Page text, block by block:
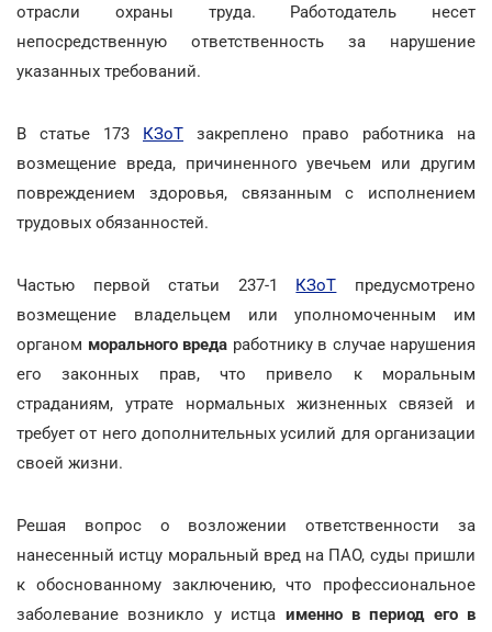
отрасли охраны труда. Работодатель несет
непосредственную ответственность за нарушение
указанных требований.
В статье 173 КЗоТ закреплено право работника на
возмещение вреда, причиненного увечьем или другим
повреждением здоровья, связанным с исполнением
трудовых обязанностей.
Частью первой статьи 237-1 КЗоТ предусмотрено
возмещение владельцем или уполномоченным им
органом морального вреда работнику в случае нарушения
его законных прав, что привело к моральным
страданиям, утрате нормальных жизненных связей и
требует от него дополнительных усилий для организации
своей жизни.
Решая вопрос о возложении ответственности за
нанесенный истцу моральный вред на ПАО, суды пришли
к обоснованному заключению, что профессиональное
заболевание возникло у истца именно в период его в